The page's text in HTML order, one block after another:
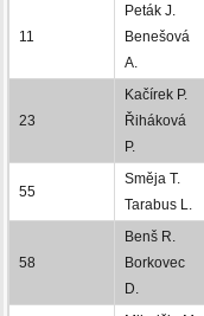
11
Peták J.
Benešová
A.
23
Kačírek P.
Řiháková
P.
55
Směja T.
Tarabus L.
58
Benš R.
Borkovec
D.